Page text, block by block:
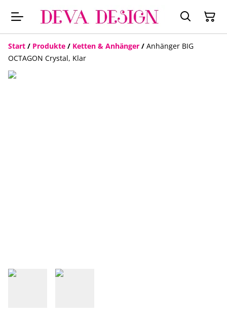
Start / Produkte / Ketten & Anhänger / Anhänger BIG
OCTAGON Crystal, Klar